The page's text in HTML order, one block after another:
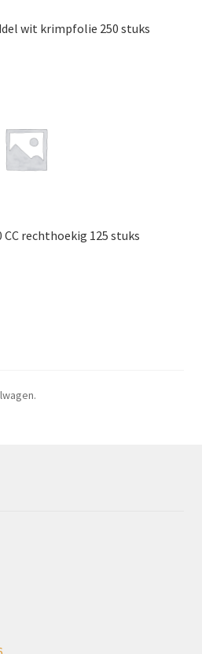
wit krimpfolie 250 stuks
CC rechthoekig 125 stuks